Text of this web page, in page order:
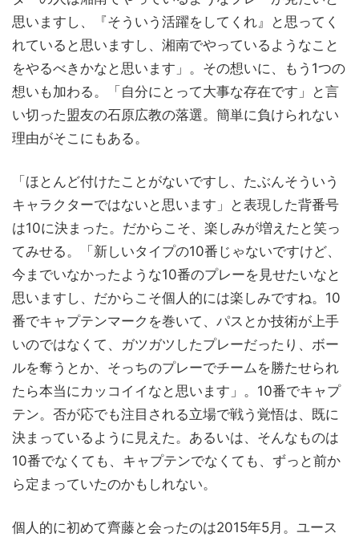
思いますし、『そういう活躍をしてくれ』と思ってく
れていると思いますし、湘南でやっているようなこと
をやるべきかなと思います」。その想いに、もう1つの
想いも加わる。「自分にとって大事な存在です」と言
い切った盟友の石原広教の落選。簡単に負けられない
理由がそこにもある。
「ほとんど付けたことがないですし、たぶんそういう
キャラクターではないと思います」と表現した背番号
は10に決まった。だからこそ、楽しみが増えたと笑っ
てみせる。「新しいタイプの10番じゃないですけど、
今までいなかったような10番のプレーを見せたいなと
思いますし、だからこそ個人的には楽しみですね。10
番でキャプテンマークを巻いて、パスとか技術が上手
いのではなくて、ガツガツしたプレーだったり、ボー
ルを奪うとか、そっちのプレーでチームを勝たせられ
たら本当にカッコイイなと思います」。10番でキャプ
テン。否が応でも注目される立場で戦う覚悟は、既に
決まっているように見えた。あるいは、そんなものは
10番でなくても、キャプテンでなくても、ずっと前か
ら定まっていたのかもしれない。
個人的に初めて齊藤と会ったのは2015年5月。ユース